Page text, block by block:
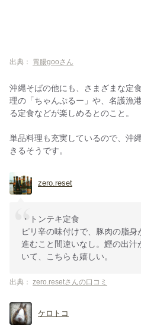
出典： 胃腸gooさん
沖縄そばの他にも、さまざまな定
理の「ちゃんぷるー」や、名護漁
る定食などが楽しめるとのこと。
単品料理も充実しているので、沖
きるそうです。
zero.reset
・トンテキ定食
ピリ辛の味付けで、豚肉の脂
進むこと間違いなし。鰹の出汁
いて、こちらも嬉しい。
出典： zero.resetさんの口コミ
ケロトコ